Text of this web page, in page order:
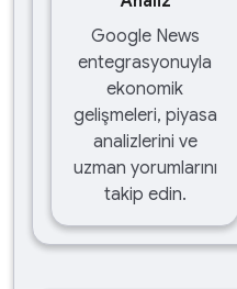
Google News
entegrasyonuyla
ekonomik
gelişmeleri, piyasa
analizlerini ve
uzman yorumlarını
takip edin.